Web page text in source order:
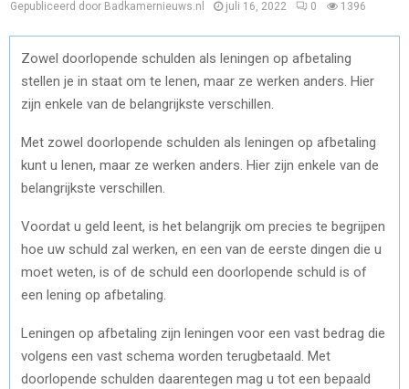
Gepubliceerd door Badkamernieuws.nl juli 16, 2022 0 1396
Zowel doorlopende schulden als leningen op afbetaling
stellen je in staat om te lenen, maar ze werken anders. Hier
zijn enkele van de belangrijkste verschillen.
Met zowel doorlopende schulden als leningen op afbetaling
kunt u lenen, maar ze werken anders. Hier zijn enkele van de
belangrijkste verschillen.
Voordat u geld leent, is het belangrijk om precies te begrijpen
hoe uw schuld zal werken, en een van de eerste dingen die u
moet weten, is of de schuld een doorlopende schuld is of
een lening op afbetaling.
Leningen op afbetaling zijn leningen voor een vast bedrag die
volgens een vast schema worden terugbetaald. Met
doorlopende schulden daarentegen mag u tot een bepaald